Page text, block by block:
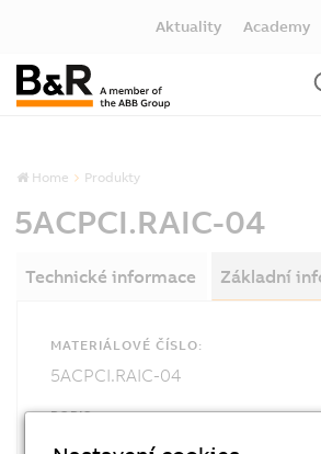
Aktuality Academy
Home Produkty
5ACPCI.RAIC-04
Technické informace Základní
MATERIÁLOVÉ ČÍSLO:
5ACPCI.RAIC-04
POPIS:
This hard disk can be used as a